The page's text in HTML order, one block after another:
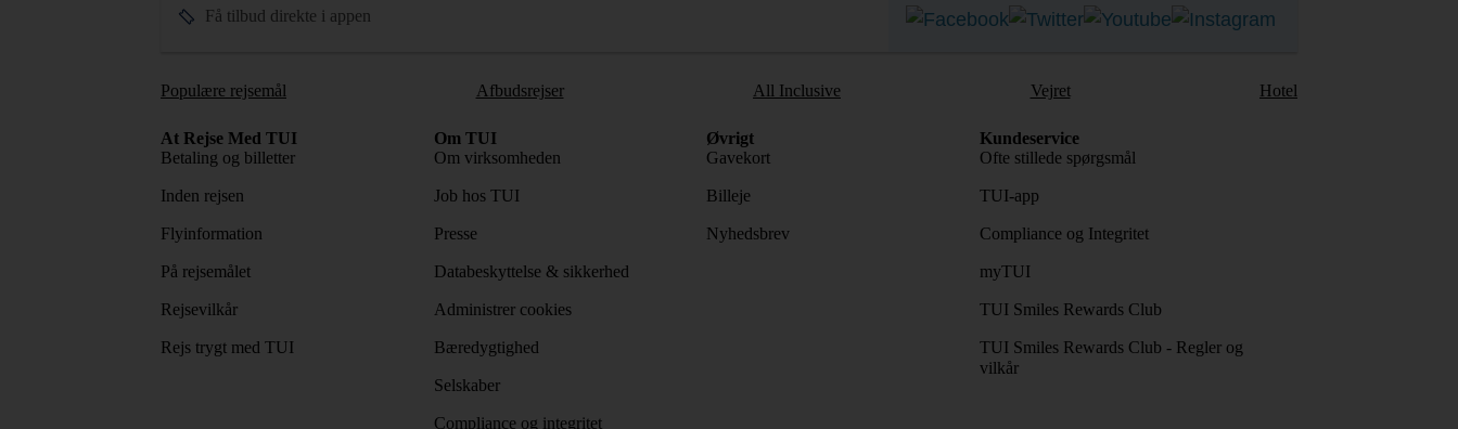
Få tilbud direkte i appen
Populære rejsemål Afbudsrejser All Inclusive Vejret Hotel
At Rejse Med TUI
Betaling og billetter
Inden rejsen
Flyinformation
På rejsemålet
Rejsevilkår
Rejs trygt med TUI
Om TUI
Om virksomheden
Job hos TUI
Presse
Databeskyttelse & sikkerhed
Administrer cookies
Bæredygtighed
Selskaber
Compliance og integritet
Øvrigt
Gavekort
Billeje
Nyhedsbrev
Kundeservice
Ofte stillede spørgsmål
TUI-app
Compliance og Integritet
myTUI
TUI Smiles Rewards Club
TUI Smiles Rewards Club - Regler og
vilkår